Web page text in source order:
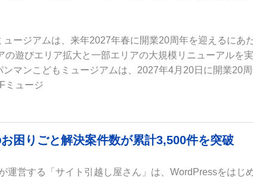
ージアムは、来年2027年春に開業20周年を迎えるにあ
の遊びエリア拡大と一部エリアの大規模リニューアルを実
マンこどもミュージアムは、2027年4月20日に開業20
ミュージ
困りごと解決案件数が累計3,500件を突破
運営する「サイト引越し屋さん」は、WordPressをはじ